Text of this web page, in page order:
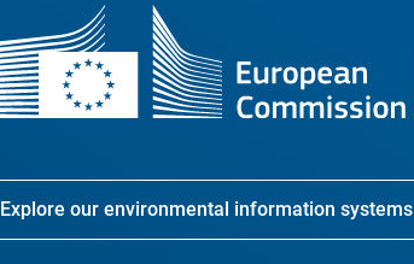
Explore our environmental information systems